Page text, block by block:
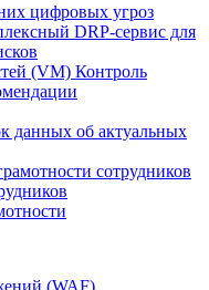
цифровых угроз
DRP-сервис для
(VM) Контроль
данных об актуальных
сотрудников
(WAF)